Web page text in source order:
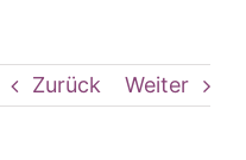
Zurück Weiter